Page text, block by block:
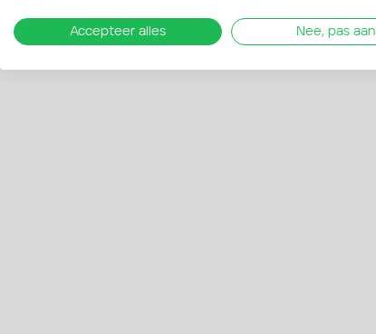
Accepteer alles Nee, pas aan